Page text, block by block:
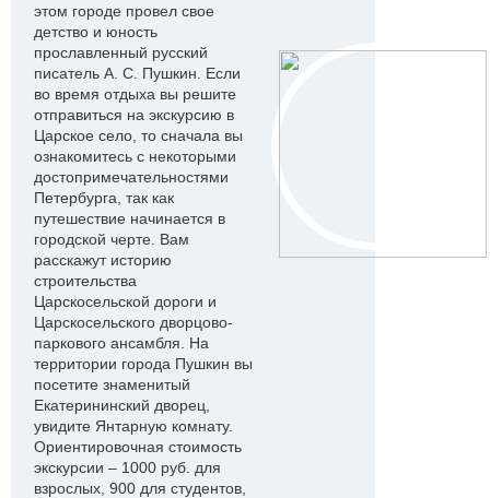
этом городе провел свое
детство и юность
прославленный русский
писатель А. С. Пушкин. Если
во время отдыха вы решите
отправиться на экскурсию в
Царское село, то сначала вы
ознакомитесь с некоторыми
достопримечательностями
Петербурга, так как
путешествие начинается в
городской черте. Вам
расскажут историю
строительства
Царскосельской дороги и
Царскосельского дворцово-
паркового ансамбля. На
территории города Пушкин вы
посетите знаменитый
Екатерининский дворец,
увидите Янтарную комнату.
Ориентировочная стоимость
экскурсии – 1000 руб. для
взрослых, 900 для студентов,